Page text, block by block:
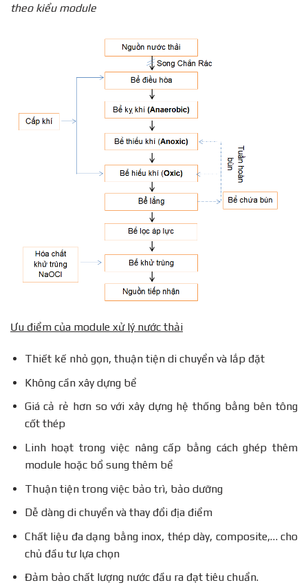
theo kiểu module
Ưu điểm của module xử lý nước thải
Thiết kế nhỏ gọn, thuận tiện di chuyển và lắp đặt
Không cần xây dựng bể
Giá cả rẻ hơn so với xây dựng hệ thống bằng bên tông
cốt thép
Linh hoạt trong việc nâng cấp bằng cách ghép thêm
module hoặc bổ sung thêm bể
Thuận tiện trong việc bảo trì, bảo dưỡng
Dễ dàng di chuyển và thay đổi địa điểm
Chất liệu đa dạng bằng inox, thép dày, composite,… cho
chủ đầu tư lựa chọn
Đảm bảo chất lượng nước đầu ra đạt tiêu chuẩn.